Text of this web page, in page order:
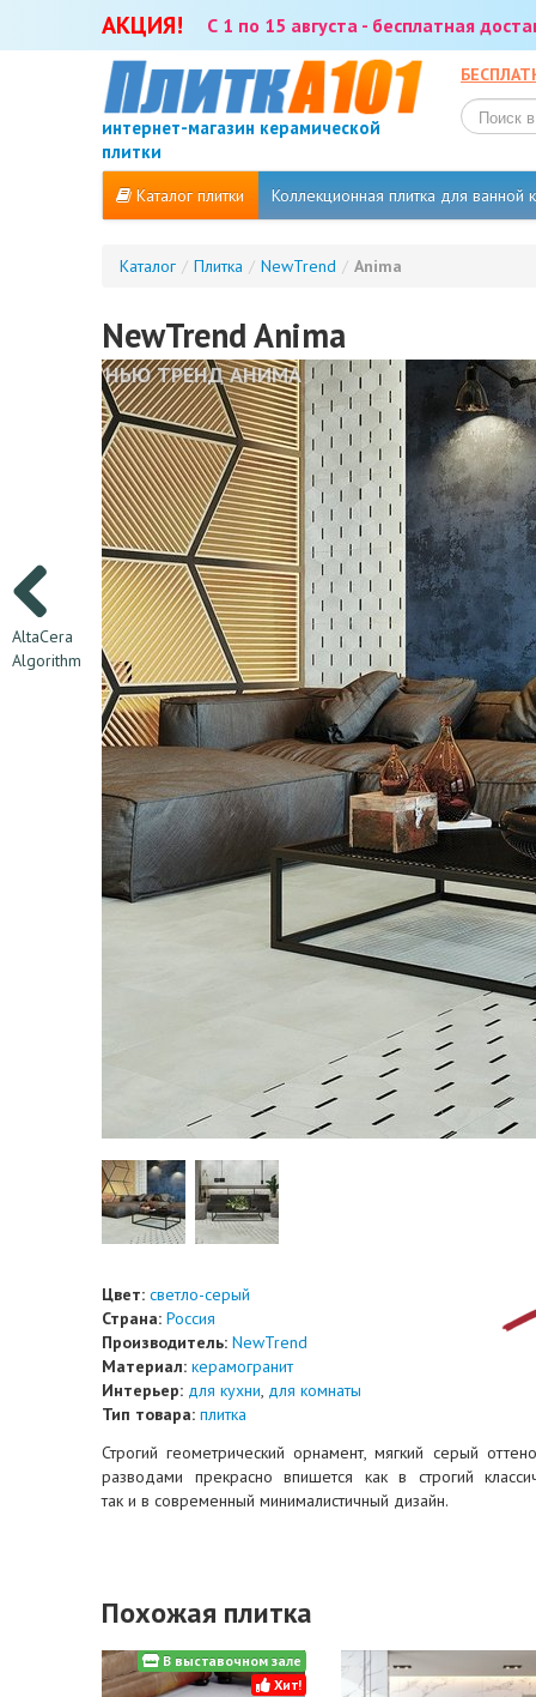
АКЦИЯ! С 1 по 15 августа - бесплатная
интернет-магазин керамической
плитки
Каталог плитки Коллекционная плитка для ванной
Каталог / Плитка / NewTrend / Anima
AltaCera
Algorithm
NewTrend Anima
НЬЮ ТРЕНД АНИМА
Цвет: светло-серый
Страна: Россия
Производитель: NewTrend
Материал: керамогранит
Интерьер: для кухни, для комнаты
Тип товара: плитка
Строгий геометрический орнамент, мягкий серый
разводами прекрасно впишется как в строгий
так и в современный минималистичный дизайн.
Похожая плитка
В выставочном зале
Хит!